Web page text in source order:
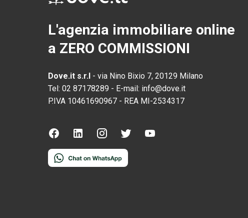
L'agenzia immobiliare online
a ZERO COMMISSIONI
Dove.it s.r.l - via Nino Bixio 7, 20129 Milano
Tel: 02 87178289 - E-mail: info@dove.it
P.IVA 10461690967 - REA MI-2534317